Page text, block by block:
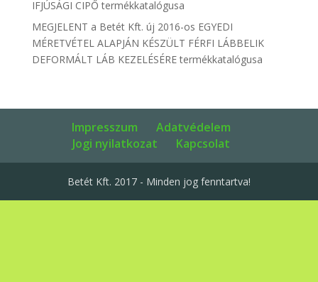
IFJÚSÁGI CIPŐ termékkatalógusa
MEGJELENT a Betét Kft. új 2016-os EGYEDI
MÉRETVÉTEL ALAPJÁN KÉSZÜLT FÉRFI LÁBBELIK
DEFORMÁLT LÁB KEZELÉSÉRE termékkatalógusa
Impresszum
Adatvédelem
Jogi nyilatkozat
Kapcsolat
Betét Kft. 2017 - Minden jog fenntartva!